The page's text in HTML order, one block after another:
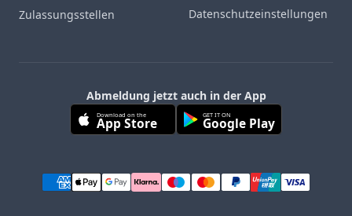
Zulassungsstellen Datenschutzeinstellungen
Abmeldung jetzt auch in der App
Download on the
App Store GET IT ON
Google Play